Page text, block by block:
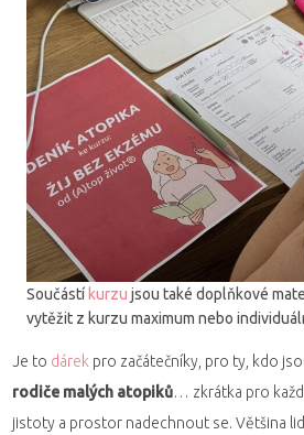
Součástí kurzu jsou také doplňkové
vytěžit z kurzu maximum nebo
Je to dárek pro začátečníky, pro ty, kdo
rodiče malých atopiků… zkrátka pro
jistoty a prostor nadechnout se. Většina